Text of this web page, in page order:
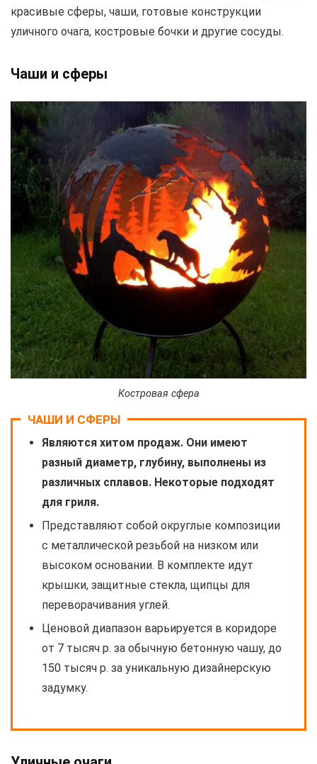
красивые сферы, чаши, готовые конструкции
уличного очага, костровые бочки и другие сосуды.
Чаши и сферы
Костровая сфера
ЧАШИ И СФЕРЫ
Являются хитом продаж. Они имеют
разный диаметр, глубину, выполнены из
различных сплавов. Некоторые подходят
для гриля.
Представляют собой округлые композиции
с металлической резьбой на низком или
высоком основании. В комплекте идут
крышки, защитные стекла, щипцы для
переворачивания углей.
Ценовой диапазон варьируется в коридоре
от 7 тысяч р. за обычную бетонную чашу, до
150 тысяч р. за уникальную дизайнерскую
задумку.